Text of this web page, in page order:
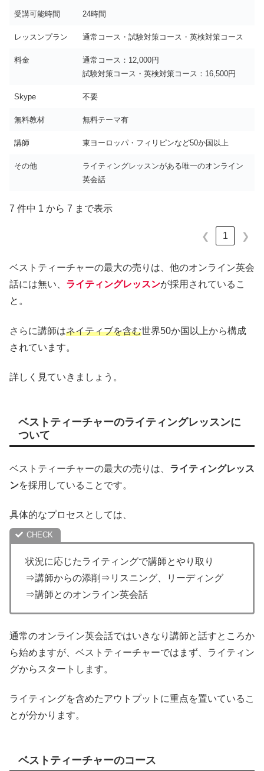
受講可能時間 24時間
レッスンプラン 通常コース・試験対策コース・英検対策コース
料金
通常コース：12,000円
試験対策コース・英検対策コース：16,500円
Skype 不要
無料教材 無料テーマ有
講師 東ヨーロッパ・フィリピンなど50か国以上
その他
ライティングレッスンがある唯一のオンライン
英会話
7 件中 1 から 7 まで表示
❮ 1 ❯
ベストティーチャーの最大の売りは、他のオンライン英会
話には無い、 ライティングレッスンが採用されているこ
と。
さらに講師はネイティブを含む世界50か国以上から構成
されています。
詳しく見ていきましょう。
ベストティーチャーのライティングレッスンに
ついて
ベストティーチャーの最大の売りは、 ライティングレッス
ンを採用していることです。
具体的なプロセスとしては、
状況に応じたライティングで講師とやり取り
⇒講師からの添削⇒リスニング、リーディング
⇒講師とのオンライン英会話
通常のオンライン英会話ではいきなり講師と話すところか
ら始めますが、ベストティーチャーではまず、ライティン
グからスタートします。
ライティングを含めたアウトプットに重点を置いているこ
とが分かります。
ベストティーチャーのコース